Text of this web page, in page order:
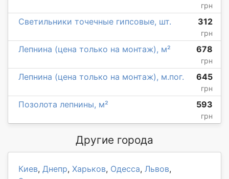
грн
Светильники точечные гипсовые, шт. 312
грн
Лепнина (цена только на монтаж), м² 678
грн
Лепнина (цена только на монтаж), м.пог. 645
грн
Позолота лепнины, м² 593
грн
Другие города
Киев, Днепр, Харьков, Одесса, Львов,